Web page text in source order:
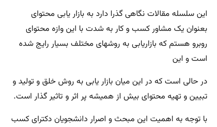
این سلسله مقالات نگاهی گذرا دارد به بازار یابی محتوای
بعنوان یک مشاور کسب و کار به شدت با این وازه محتوای
روبرو هستم که بازاریابی به روشهای مختلف بسیار رایج شده
است و این
در حالی است که در این میان بازار یابی به روش خلق و تولید و
تبیین و تهیه محتوای بیش از همیشه پر اثر و تاثیر گذار است.
با توجه به اهمیت این مبحث و اصرار دانشجویان دکترای کسب